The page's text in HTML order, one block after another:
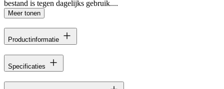
bestand is tegen dagelijks gebruik....
Meer tonen
Productinformatie
Specificaties